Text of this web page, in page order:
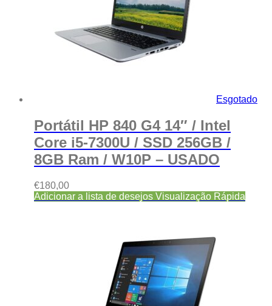
Esgotado
Portátil HP 840 G4 14″ / Intel
Core i5-7300U / SSD 256GB /
8GB Ram / W10P – USADO
€180,00
Adicionar a lista de desejos Visualização Rápida